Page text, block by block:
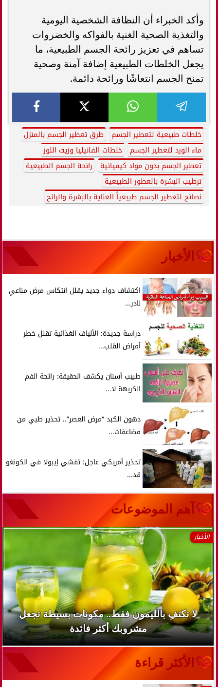
وأكد الخبراء أن النظافة الشخصية اليومية
والتغذية الصحية الغنية بالفواكه والخضروات
تساهم في تعزيز رائحة الجسم الطبيعية، ما
يجعل الخلطات الطبيعية إضافة آمنة وصحية
تمنح الجسم انتعاشًا ورائحة دائمة.
خلطات طبيعية لتعطير الجسم
طرق تعطير الجسم بالمنزل
ماء الورد لتعطير الجسم
خلطات الفانيليا وزيت اللوز
تعطير الجسم بدون مواد كيميائية
رائحة الجسم الطبيعية
ترطيب البشرة بالعطور الطبيعية
نصائح لتعطير الجسم طبيعياً العناية بالبشرة والرائح
الأخبار
اكتشاف دواء جديد يقلل انتكاس مرض مناعي
نادر...
دراسة جديدة: الألياف الغذائية تقلل خطر
أمراض القلب...
طبيب أسنان يكشف الحقيقة: رائحة الفم
الكريهة لا...
دهون الكبد “مرض العصر”.. تحذير طبي من
مضاعفات...
تحذير أمريكي عاجل: تفشي إيبولا في الكونغو
قد...
آهم الموضوعات
الأخبار
لا تكتفِ بالليمون فقط.. مكونات بسيطة تجعل
مشروبك أكثر فائدة
الأكثر قراءة